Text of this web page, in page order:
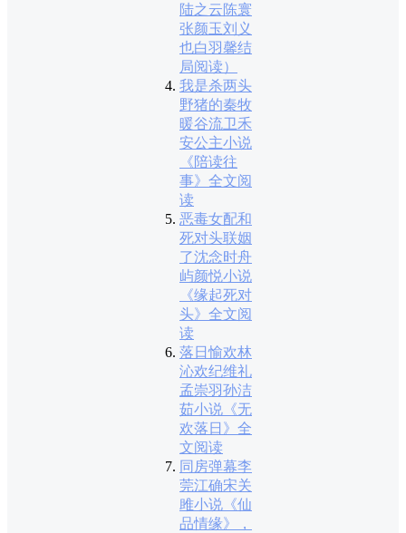
陆之云陈寰
张颜玉刘义
也白羽馨结
局阅读）
我是杀两头
野猪的秦牧
暖谷流卫禾
安公主小说
《陪读往
事》全文阅
读
恶毒女配和
死对头联姻
了沈念时舟
屿颜悦小说
《缘起死对
头》全文阅
读
落日愉欢林
沁欢纪维礼
孟崇羽孙洁
茹小说《无
欢落日》全
文阅读
同房弹幕李
莞江确宋关
雎小说《仙
品情缘》，